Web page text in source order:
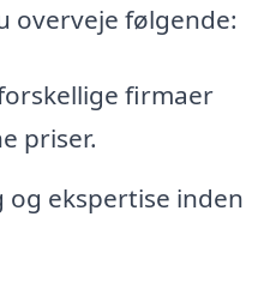
overveje følgende:
firmaer
priser.
ekspertise inden